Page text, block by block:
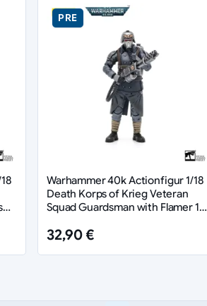
PRE
Warhammer 40k Actionfigur 1/18
Death Korps of Krieg Veteran
Squad Guardsman with Flamer 10
32,90 €